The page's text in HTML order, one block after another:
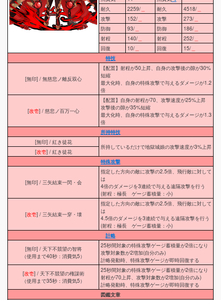
耐久
2259/＿ 耐久 4518/＿
攻撃
152/＿ 攻撃 273/＿
防御
93/＿ 防御 186/＿
射程
140/＿ 射程 252/＿
回復
10/＿ 回復 15/＿
特技
[無印] / 無慈悲ノ離反双心
【配置】射程が50上昇、自身の攻撃後の隙が30%
短縮
最大化時、自身の特殊攻撃で与えるダメージが1.2
倍
[改壱] / 慈悲ノ百万一心
【配置】自身の射程が70、攻撃速度が25%上昇
攻撃後の隙が35%短縮
最大化時、自身の特殊攻撃で与えるダメージが1.3
倍
所持特技
[無印] / 紅き徒花
所持しているだけで地獄城娘の攻撃速度が3%上昇
[改壱] / 紅き徒花
特殊攻撃
[無印] / 三矢結束一閃・会
指定した方向の敵に攻撃の2.5倍、飛行敵に対して
は
4倍のダメージを3連続で与える遠隔攻撃を行う
(射程：極長 ゲージ蓄積量：小)
[改壱] / 三矢結束一穿・壊
指定した方向の敵に攻撃の2.5倍、飛行敵に対して
は
4.5倍のダメージを3連続で与える遠隔攻撃を行う
(射程：極長 ゲージ蓄積量：小)
計略
[無印] / 天下不競望の智将
（使用まで40秒：消費気5）
25秒間対象の特殊攻撃ゲージ蓄積量が2倍になり
攻撃対象数が2増加(自分のみ)
計略発動時、特殊攻撃ゲージが即時回復する
[改壱] / 天下不競望の権謀術
（使用まで35秒：消費気5）
25秒間対象の特殊攻撃ゲージ蓄積量が2倍になり
射程が70上昇、攻撃対象数が2増加(自分のみ)
計略発動時、特殊攻撃ゲージが即時回復する
図鑑文章